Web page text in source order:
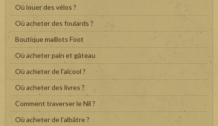
Où louer des vélos ?
Où acheter des foulards ?
Boutique maillots Foot
Où acheter pain et gâteau
Où acheter de l'alcool ?
Où acheter des livres ?
Comment traverser le Nil ?
Où acheter de l'albâtre ?